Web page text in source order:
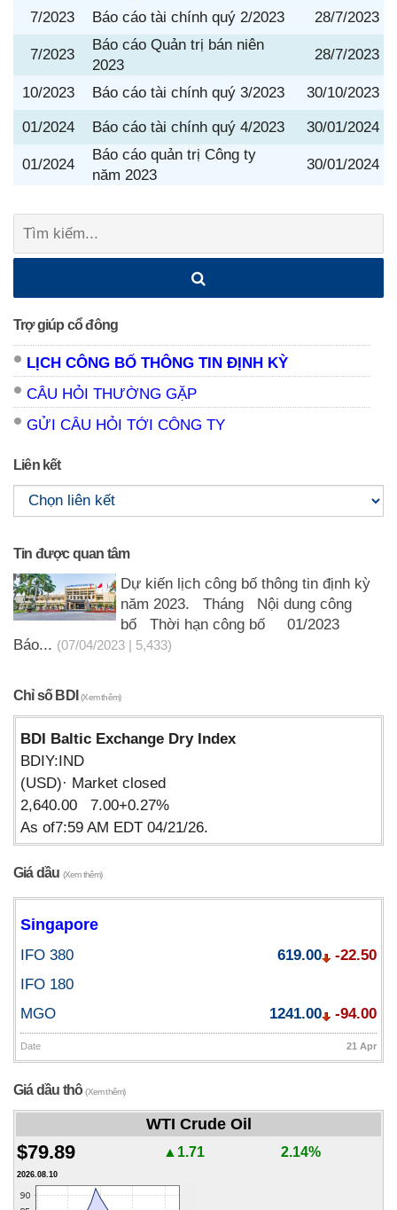
7/2023 Báo cáo tài chính quý 2/2023 28/7/2023
7/2023
Báo cáo Quản trị bán niên
2023
28/7/2023
10/2023 Báo cáo tài chính quý 3/2023 30/10/2023
01/2024 Báo cáo tài chính quý 4/2023 30/01/2024
01/2024
Báo cáo quản trị Công ty
năm 2023
30/01/2024
Tìm
kiếm:
Trợ giúp cổ đông
LỊCH CÔNG BỐ THÔNG TIN ĐỊNH KỲ
CÂU HỎI THƯỜNG GẶP
GỬI CÂU HỎI TỚI CÔNG TY
Liên kết
Tin được quan tâm
Dự kiến lịch công bố thông tin định kỳ
năm 2023. Tháng Nội dung công
bố Thời hạn công bố 01/2023
Báo... (07/04/2023 | 5,433)
Chỉ số BDI(Xem thêm)
BDI Baltic Exchange Dry Index
BDIY:IND
(USD)· Market closed
2,640.00 7.00+0.27%
As of7:59 AM EDT 04/21/26.
Giá dầu (Xem thêm)
Singapore
IFO 380 619.00
-22.50
IFO 180
MGO
1241.00 -94.00
Date 21 Apr
Giá dầu thô(Xem thêm)
WTI Crude Oil
$79.89 ▲1.71 2.14%
2026.08.10